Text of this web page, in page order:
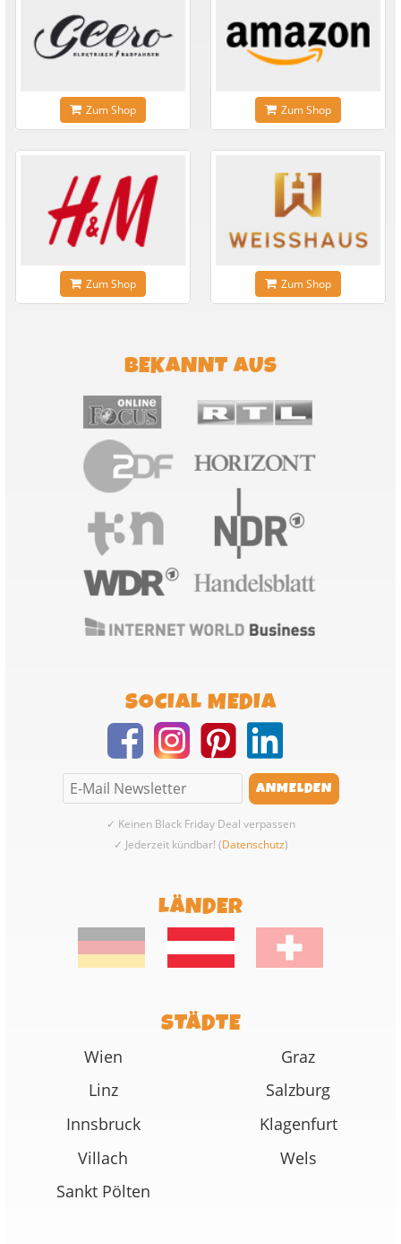
Zum Shop Zum Shop
Zum Shop Zum Shop
BEKANNT AUS
SOCIAL MEDIA
✓ Keinen Black Friday Deal verpassen
✓ Jederzeit kündbar! (Datenschutz)
LÄNDER
STÄDTE
Wien
Graz
Linz
Salzburg
Innsbruck
Klagenfurt
Villach
Wels
Sankt Pölten